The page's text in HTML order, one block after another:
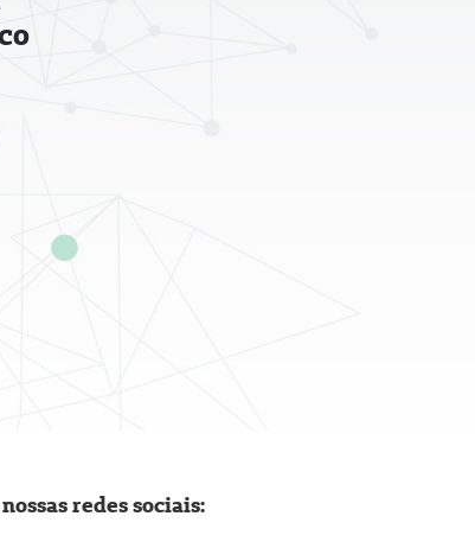
redes sociais: